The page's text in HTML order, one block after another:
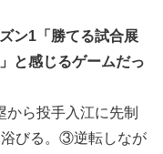
ン1「勝てる試合展
と感じるゲームだっ
ら投手入江に先制
びる。③逆転しなが